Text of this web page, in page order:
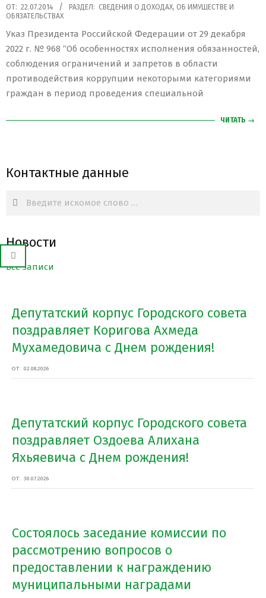
2014-
07-
22
ОТ: 22.07.2014 РАЗДЕЛ: СВЕДЕНИЯ О ДОХОДАХ, ОБ ИМУЩЕСТВЕ И
ОБЯЗАТЕЛЬСТВАХ
Указ Президента Российской Федерации от 29 декабря
2022 г. № 968 “Об особенностях исполнения обязанностей,
соблюдения ограничений и запретов в области
противодействия коррупции некоторыми категориями
граждан в период проведения специальной
ЧИТАТЬ →
Контактные данные
Новости
Все записи
Депутатский корпус Городского совета
поздравляет Коригова Ахмеда
Мухамедовича с Днем рождения!
ОТ: 02.08.2026
Депутатский корпус Городского совета
поздравляет Оздоева Алихана
Яхьяевича с Днем рождения!
ОТ: 30.07.2026
Состоялось заседание комиссии по
рассмотрению вопросов о
предоставлении к награждению
муниципальными наградами